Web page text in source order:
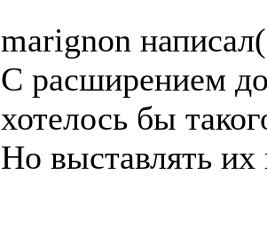
marignon
C расширением
хотелось бы
Но выставлять